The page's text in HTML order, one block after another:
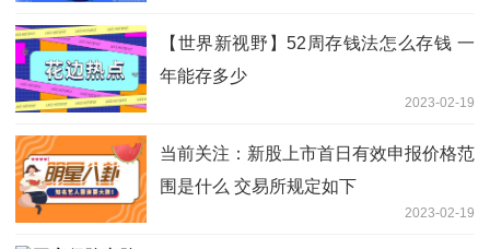
【世界新视野】52周存钱法怎么存钱 一
年能存多少
2023-02-19
当前关注：新股上市首日有效申报价格范
围是什么 交易所规定如下
2023-02-19